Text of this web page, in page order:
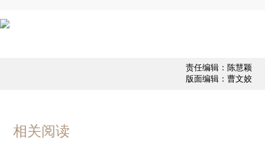
责任编辑：陈慧颖
版面编辑：曹文姣
相关阅读